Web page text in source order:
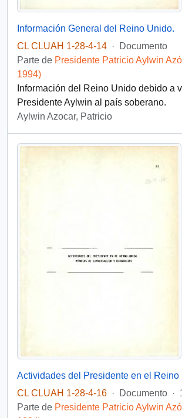
Información General del Reino Unido.
CL CLUAH 1-28-4-14 ·
Documento
Parte de Presidente Patricio Aylwin
1994)
Información del Reino Unido debido a
Presidente Aylwin al país soberano.
Aylwin Azocar, Patricio
CL CLUAH 1-28-4-16 · Documento ·
Parte de Presidente Patricio Aylwin